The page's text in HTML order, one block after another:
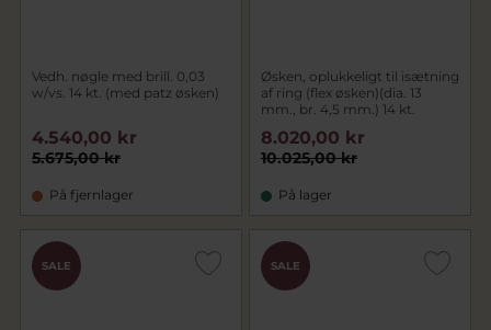
Vedh. nøgle med brill. 0,03
w/vs. 14 kt. (med patz øsken)
5.675,00 kr
4.540,00 kr
På fjernlager
Øsken, oplukkeligt til isætning
af ring (flex øsken)(dia. 13
mm., br. 4,5 mm.) 14 kt.
10.025,00 kr
8.020,00 kr
På lager
SALE SALE